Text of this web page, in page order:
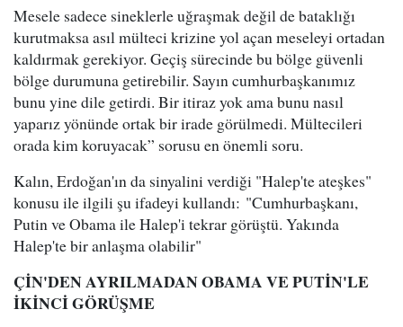
Mesele sadece sineklerle uğraşmak değil de bataklığı
kurutmaksa asıl mülteci krizine yol açan meseleyi ortadan
kaldırmak gerekiyor. Geçiş sürecinde bu bölge güvenli
bölge durumuna getirebilir. Sayın cumhurbaşkanımız
bunu yine dile getirdi. Bir itiraz yok ama bunu nasıl
yaparız yönünde ortak bir irade görülmedi. Mültecileri
orada kim koruyacak” sorusu en önemli soru.
Kalın, Erdoğan'ın da sinyalini verdiği "Halep'te ateşkes"
konusu ile ilgili şu ifadeyi kullandı: "Cumhurbaşkanı,
Putin ve Obama ile Halep'i tekrar görüştü. Yakında
Halep'te bir anlaşma olabilir"
ÇİN'DEN AYRILMADAN OBAMA VE PUTİN'LE
İKİNCİ GÖRÜŞME